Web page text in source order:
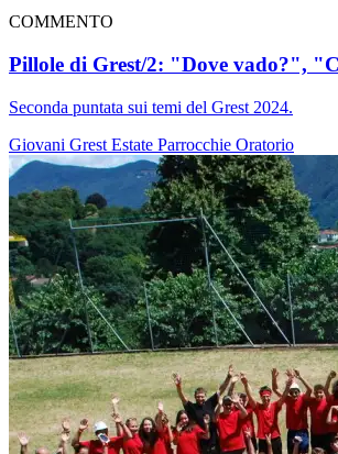
COMMENTO
Pillole di Grest/2: "Dove vado?",
Seconda puntata sui temi del Grest 2024.
Giovani Grest Estate Parrocchie Oratorio